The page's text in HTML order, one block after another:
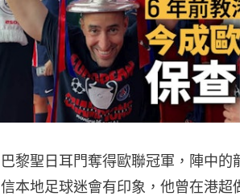
巴黎聖日耳門奪得歐聯冠軍，陣中
信本地足球迷會有印象，他曾在港超